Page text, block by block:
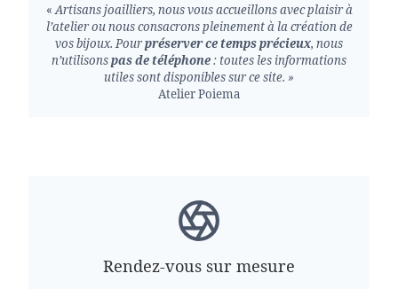
« Artisans joailliers, nous vous accueillons avec plaisir à
l’atelier ou nous consacrons pleinement à la création de
vos bijoux. Pourpréserver ce temps précieux, nous
n’utilisonspas de téléphone: toutes les informations
utiles sont disponibles sur ce site. »
Atelier Poiema
Rendez-vous sur mesure